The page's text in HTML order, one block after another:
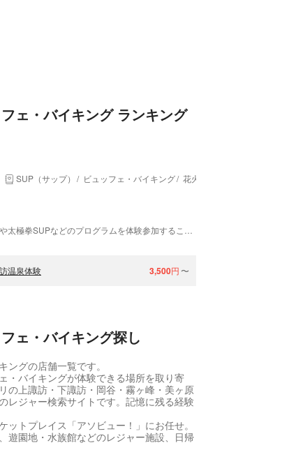
ェ・バイキング ランキング
SUP（サップ） ビュッフェ・バイキング
花火大会
温泉体験 3,500円 〜
ェ・バイキング探し
グの店舗一覧です。
・バイキングが体験できる場所を取り寄
の上諏訪・下諏訪・岡谷・霧ヶ峰・美ヶ原
レジャー検索サイトです。記憶に残る経験
トプレイス「アソビュー！」にお任せ。
遊園地・水族館などのレジャー施設、日帰